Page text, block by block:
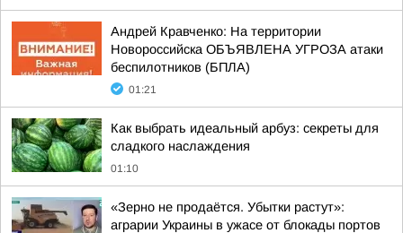
Андрей Кравченко: На территории
Новороссийска ОБЪЯВЛЕНА УГРОЗА атаки
беспилотников (БПЛА)
01:21
Как выбрать идеальный арбуз: секреты для
сладкого наслаждения
01:10
«Зерно не продаётся. Убытки растут»:
аграрии Украины в ужасе от блокады портов